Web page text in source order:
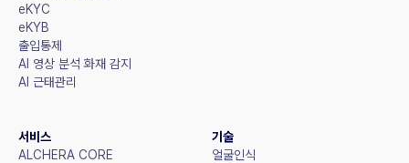
eKYC
eKYB
출입통제
AI 영상 분석 화재 감지
AI 근태관리
서비스
ALCHERA CORE
기술
얼굴인식